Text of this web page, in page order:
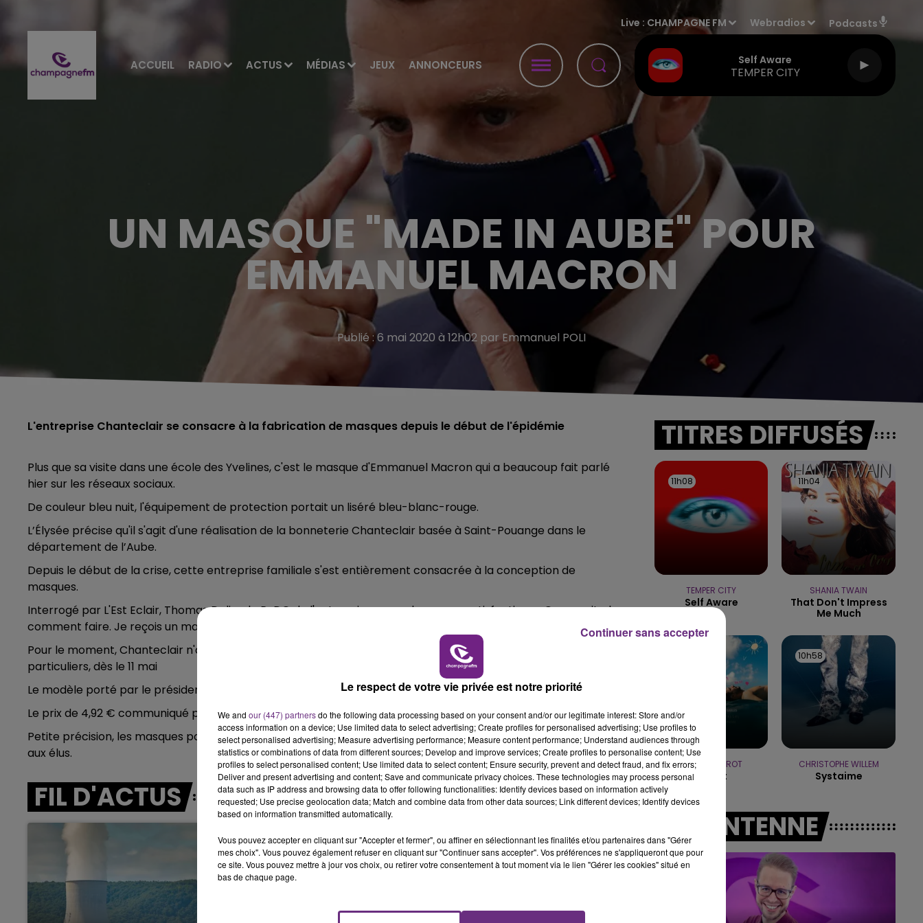
ACCUEIL RADIO ACTUS MÉDIAS JEUX ANNONCEURS
Live : CHAMPAGNE FM Webradios Podcasts
Self Aware
TEMPER CITY
LE WEEK-END CHAMPAGNE FM
16h00 - 20h00
LE WEEK-END CHAMPAGNE FM
7h00 - 11h00
UN MASQUE "MADE IN AUBE" POUR
EMMANUEL MACRON
Publié : 6 mai 2020 à 12h02 par Emmanuel POLI
L'entreprise Chanteclair se consacre à la fabrication de masques depuis le début de l'épidémie
Plus que sa visite dans une école des Yvelines, c'est le masque d'Emmanuel Macron qui a beaucoup fait parlé
hier sur les réseaux sociaux.
De couleur bleu nuit, l'équipement de protection portait un liséré bleu-blanc-rouge.
L’Élysée précise qu'il s'agit d'une réalisation de la bonneterie Chanteclair basée à Saint-Pouange dans le
département de l’Aube.
Depuis le début de la crise, cette entreprise familiale s'est entièrement consacrée à la conception de
masques.
Interrogé par L'Est Eclair, Thomas Delise, le P-DG de l'entreprise ne cache pas sa satisfaction : « On ne sait plus
comment faire. Je reçois un mail par seconde ! ».
Pour le moment, Chanteclair n'approvisionne que les professionnels, mais un portail sera mis en place pour les
particuliers, dès le 11 mai
Le modèle porté par le président est vendu 7€ hors taxe en grande quantité.
Le prix de 4,92 € communiqué par l’Élysée est le prix de revient, précise L'Est Eclair.
Petite précision, les masques pour les particuliers ne porteront pas de ruban bleu-blanc-rouge, qui est réservé
aux élus.
FIL D'ACTUS
TITRES DIFFUSÉS
11h08
11h08
TEMPER CITY
Self Aware
11h04
11h04
SHANIA TWAIN
That Don't Impress
Me Much
JEREMY FREROT
Frerot
10h58
10h58
CHRISTOPHE WILLEM
Systaime
A L'ANTENNE
Le respect de votre vie privée est notre priorité
We and our (447) partnersdo the following data processing based on your consent and/or our legitimate interest: Store and/or
access information on a device; Use limited data to select advertising; Create profiles for personalised advertising; Use profiles to
select personalised advertising; Measure advertising performance; Measure content performance; Understand audiences through
statistics or combinations of data from different sources; Develop and improve services; Create profiles to personalise content; Use
profiles to select personalised content; Use limited data to select content; Ensure security, prevent and detect fraud, and fix errors;
Deliver and present advertising and content; Save and communicate privacy choices. These technologies may process personal
data such as IP address and browsing data to offer following functionalities: Identify devices based on information actively
requested; Use precise geolocation data; Match and combine data from other data sources; Link different devices; Identify devices
based on information transmitted automatically.
Vous pouvez accepter en cliquant sur "Accepter et fermer", ou affiner en sélectionnant les finalités et/ou partenaires dans "Gérer
mes choix". Vous pouvez également refuser en cliquant sur "Continuer sans accepter". Vos préférences ne s'appliqueront que pour
ce site. Vous pouvez mettre à jour vos choix, ou retirer votre consentement à tout moment via le lien "Gérer les cookies" situé en
bas de chaque page.
Continuer sans accepter